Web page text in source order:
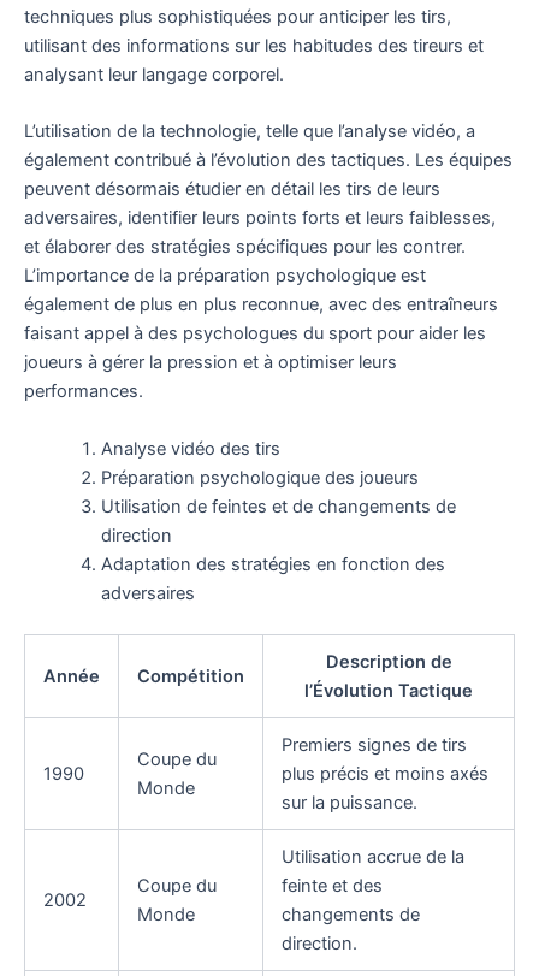
techniques plus sophistiquées pour anticiper les tirs,
utilisant des informations sur les habitudes des tireurs et
analysant leur langage corporel.
L’utilisation de la technologie, telle que l’analyse vidéo, a
également contribué à l’évolution des tactiques. Les équipes
peuvent désormais étudier en détail les tirs de leurs
adversaires, identifier leurs points forts et leurs faiblesses,
et élaborer des stratégies spécifiques pour les contrer.
L’importance de la préparation psychologique est
également de plus en plus reconnue, avec des entraîneurs
faisant appel à des psychologues du sport pour aider les
joueurs à gérer la pression et à optimiser leurs
performances.
Analyse vidéo des tirs
Préparation psychologique des joueurs
Utilisation de feintes et de changements de
direction
Adaptation des stratégies en fonction des
adversaires
Année Compétition
Description de
l’Évolution Tactique
1990
Coupe du
Monde
Premiers signes de tirs
plus précis et moins axés
sur la puissance.
2002
Coupe du
Monde
Utilisation accrue de la
feinte et des
changements de
direction.